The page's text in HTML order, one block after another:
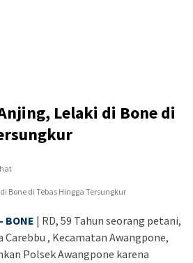
Lelaki di Bone di
BONE | RD, 59 Tahun seorang petani,
Carebbu , Kecamatan Awangpone,
Polsek Awangpone karena